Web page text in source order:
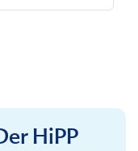
HiPP